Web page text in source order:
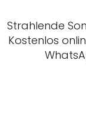
Strahlende
Kostenlos